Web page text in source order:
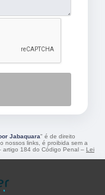
Jabaquara" é de direito
nossos links, é proibida sem a
artigo 184 do Código Penal – Lei